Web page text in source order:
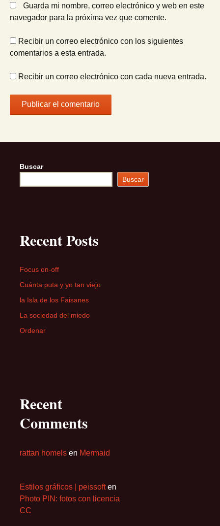
Guarda mi nombre, correo electrónico y web en este
navegador para la próxima vez que comente.
Recibir un correo electrónico con los siguientes
comentarios a esta entrada.
Recibir un correo electrónico con cada nueva entrada.
Buscar
Buscar
Recent Posts
Focus on-off
Cuánta puta y yo tan viejo
la Isla de los Faisanes
La sociedad del miedo
Ordenar
Recent
Comments
rattan homels en Mermaid
Estilos gráficos | peissoften
Photo PIN: fotos con licencia
CC